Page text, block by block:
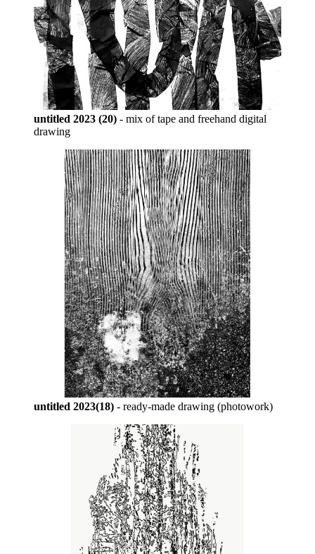
untitled 2023 (20) - mix of tape and freehand digital
drawing
untitled 2023(18) - ready-made drawing (photowork)